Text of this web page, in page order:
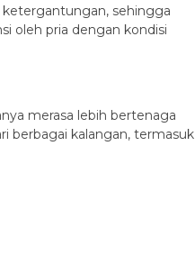
sehingga
oleh pria dengan kondisi
merasa lebih bertenaga
berbagai kalangan, termasuk